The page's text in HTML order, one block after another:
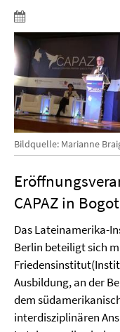
Bildquelle: Marianne
CAPAZ in
Das Lateinamerika-
Berlin beteiligt sich
Ausbildung, an der
dem
interdisziplinären